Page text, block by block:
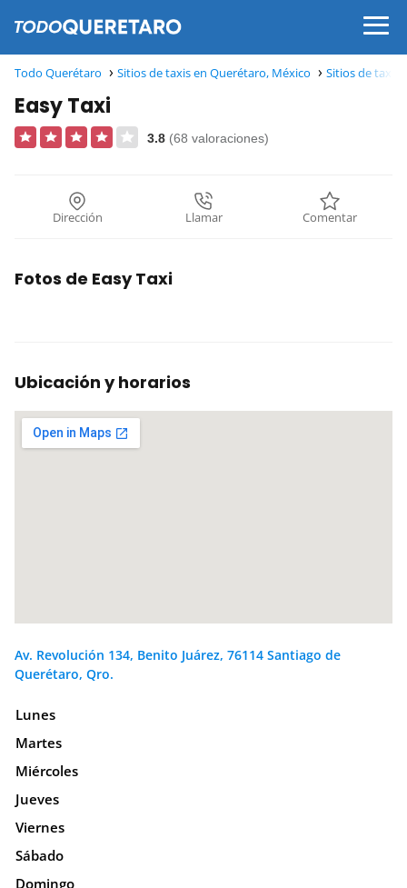
Todo Querétaro Sitios de taxis en Querétaro, México Sitios de taxis
Easy Taxi
3.8 (68 valoraciones)
Dirección Llamar Comentar
Fotos de Easy Taxi
Ubicación y horarios
Av. Revolución 134, Benito Juárez, 76114 Santiago de
Querétaro, Qro.
Lunes
Martes
Miércoles
Jueves
Viernes
Sábado
Domingo